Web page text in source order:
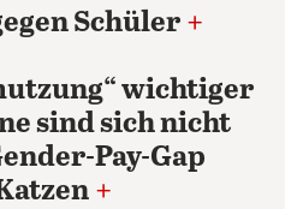
Schüler +
wichtiger
sind sich nicht
Pay-Gap
+